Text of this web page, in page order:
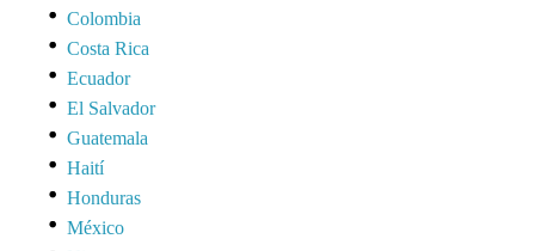
Colombia
Costa Rica
Ecuador
El Salvador
Guatemala
Haití
Honduras
México